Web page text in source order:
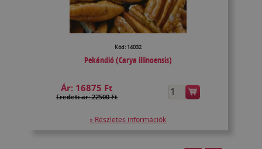
Kód: 14032
Pekándió (Carya illinoensis)
Ár: 16875 Ft
Eredeti ár: 22500 Ft
» Részletes információk